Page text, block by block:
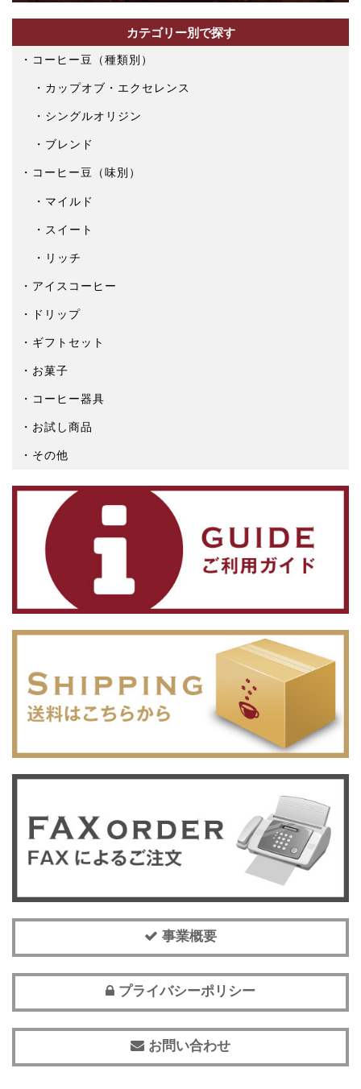
カテゴリー別で探す
コーヒー豆（種類別）
カップオブ・エクセレンス
シングルオリジン
ブレンド
コーヒー豆（味別）
マイルド
スイート
リッチ
アイスコーヒー
ドリップ
ギフトセット
お菓子
コーヒー器具
お試し商品
その他
事業概要
プライバシーポリシー
お問い合わせ